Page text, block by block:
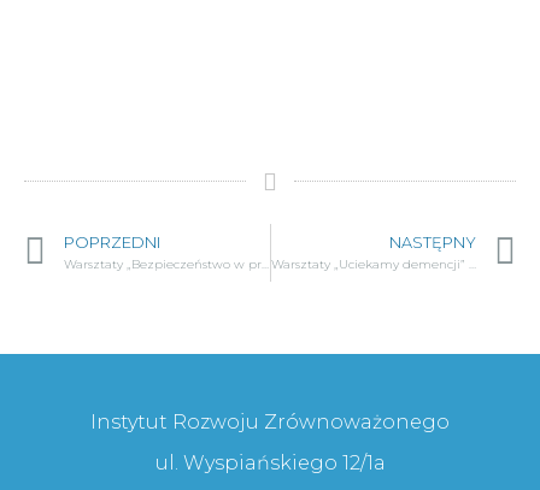
POPRZEDNI
Warsztaty „Bezpieczeństwo w przestrzeni publicznej” w ramach projektu „I ty zostaniesz seniorem”
NASTĘPNY
Warsztaty „Uciekamy demencji” w ramach projektu „I ty zostaniesz seniorem”
Instytut Rozwoju Zrównoważonego
ul. Wyspiańskiego 12/1a